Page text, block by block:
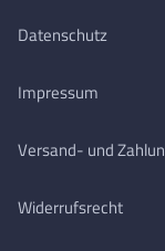
Datenschutz
Impressum
Versand- und
Widerrufsrecht